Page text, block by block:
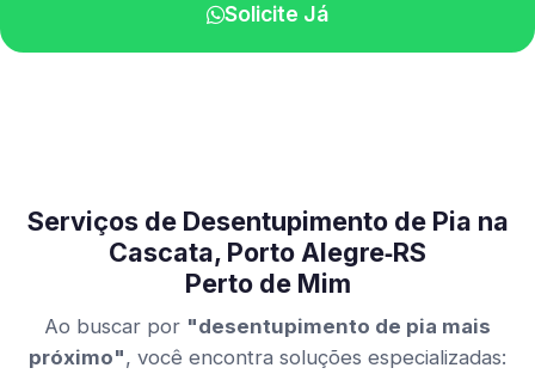
Solicite Já
Serviços de Desentupimento de Pia na
Cascata, Porto Alegre‑RS
Perto de Mim
Ao buscar por "desentupimento de pia mais
próximo", você encontra soluções especializadas: